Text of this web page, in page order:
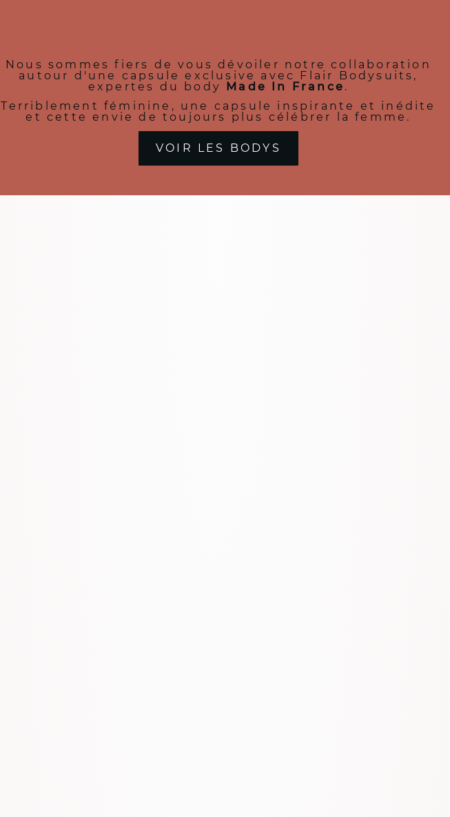
Nous sommes fiers de vous dévoiler notre collaboration
autour d'une capsule exclusive avec Flair Bodysuits,
expertes du body Made In France .
Terriblement féminine, une capsule inspirante et inédite
et cette envie de toujours plus célébrer la femme.
VOIR LES BODYS